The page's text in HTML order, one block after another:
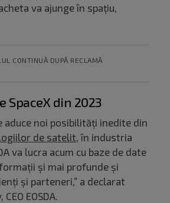
va ajunge în spațiu,
CONTINUĂ DUPĂ RECLAMĂ
SpaceX din 2023
aduce noi posibilități inedite din
de satelit, în industria
va lucra acum cu baze de date
și mai profunde și
și parteneri,” a declarat
EOSDA.